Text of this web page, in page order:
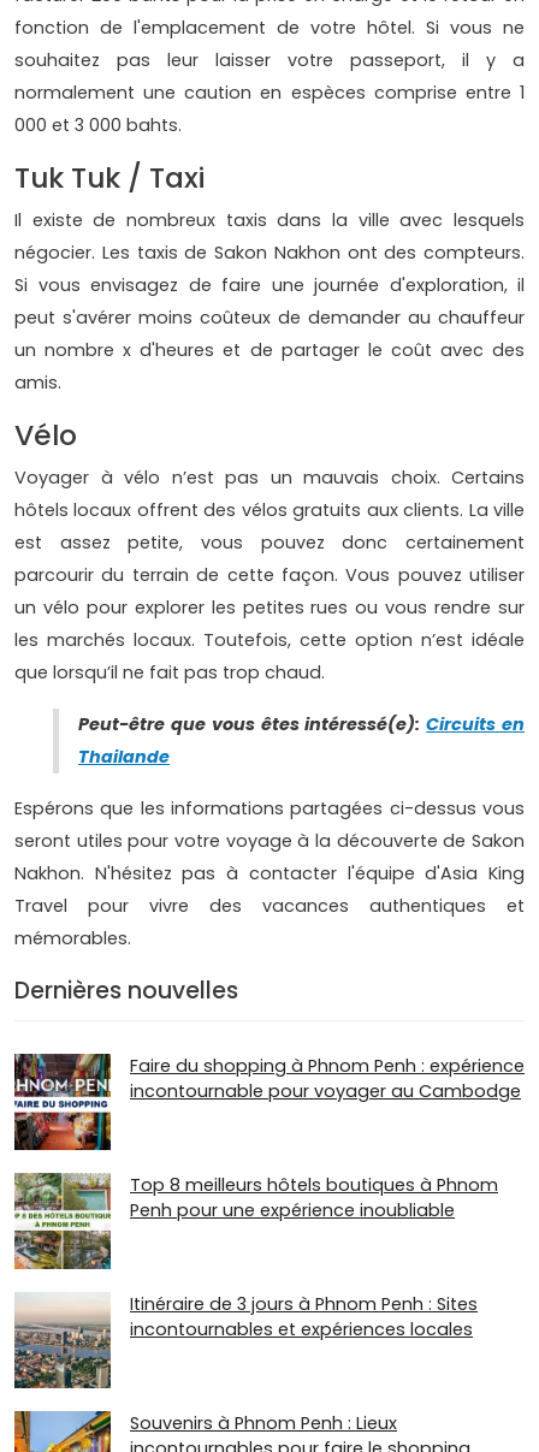
fonction de l'emplacement de votre hôtel. Si vous ne
souhaitez pas leur laisser votre passeport, il y a
normalement une caution en espèces comprise entre 1
000 et 3 000 bahts.
Tuk Tuk / Taxi
Il existe de nombreux taxis dans la ville avec lesquels
négocier. Les taxis de Sakon Nakhon ont des compteurs.
Si vous envisagez de faire une journée d'exploration, il
peut s'avérer moins coûteux de demander au chauffeur
un nombre x d'heures et de partager le coût avec des
amis.
Vélo
Voyager à vélo n’est pas un mauvais choix. Certains
hôtels locaux offrent des vélos gratuits aux clients. La ville
est assez petite, vous pouvez donc certainement
parcourir du terrain de cette façon. Vous pouvez utiliser
un vélo pour explorer les petites rues ou vous rendre sur
les marchés locaux. Toutefois, cette option n’est idéale
que lorsqu’il ne fait pas trop chaud.
Peut-être que vous êtes intéressé(e):Circuits en
Thailande
Espérons que les informations partagées ci-dessus vous
seront utiles pour votre voyage à la découverte de Sakon
Nakhon. N'hésitez pas à contacter l'équipe d'Asia King
Travel pour vivre des vacances authentiques et
mémorables.
Dernières nouvelles
Faire du shopping à Phnom Penh : expérience
incontournable pour voyager au Cambodge
Top 8 meilleurs hôtels boutiques à Phnom
Penh pour une expérience inoubliable
Itinéraire de 3 jours à Phnom Penh : Sites
incontournables et expériences locales
Souvenirs à Phnom Penh : Lieux